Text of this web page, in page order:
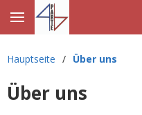
Hauptseite / Über uns
Über uns